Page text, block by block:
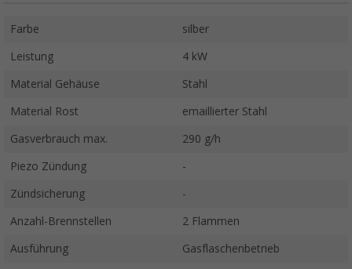
Farbe silber
Leistung 4 kW
Material Gehäuse Stahl
Material Rost emaillierter Stahl
Gasverbrauch max. 290 g/h
Piezo Zündung -
Zündsicherung -
Anzahl-Brennstellen 2 Flammen
Ausführung Gasflaschenbetrieb